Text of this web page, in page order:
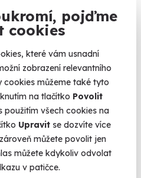
pojďme
cookies
které vám usnadní
zobrazení relevantního
cookies můžeme také tyto
na tlačítko Povolit
použitím všech cookies na
Upravit se dozvíte více
můžete povolit jen
můžete kdykoliv odvolat
v patičce.